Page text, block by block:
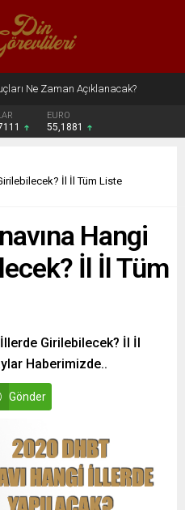
EURO
55,1881
İl İl Tüm Liste
Hangi
İl İl Tüm
İllerde Girilebilecek? İl İl
Haberimizde..
Gönder